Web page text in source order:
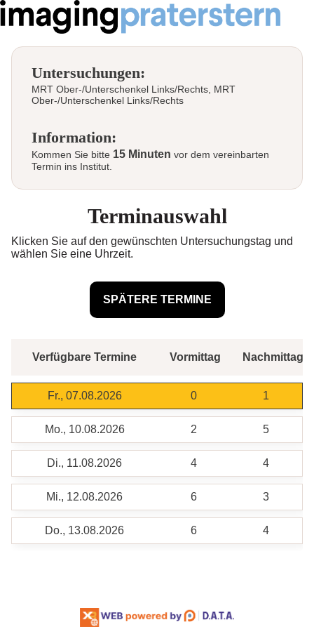
Untersuchungen:
MRT Ober-/Unterschenkel Links/Rechts, MRT
Ober-/Unterschenkel Links/Rechts
Information:
Kommen Sie bitte 15 Minuten vor dem vereinbarten
Termin ins Institut.
Terminauswahl
Klicken Sie auf den gewünschten Untersuchungstag und
wählen Sie eine Uhrzeit.
Verfügbare Termine Vormittag Nachmittag
Fr., 07.08.2026 0 1
Mo., 10.08.2026 2 5
Di., 11.08.2026 4 4
Mi., 12.08.2026 6 3
Do., 13.08.2026 6 4